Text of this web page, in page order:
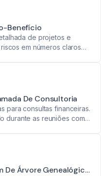
Benefício
de projetos e
em números claros
De Consultoria
para consultas financeiras.
durante as reuniões com
De Árvore Genealógica